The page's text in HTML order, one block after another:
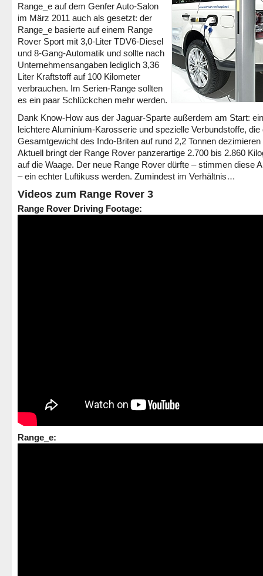
Range_e auf dem Genfer Auto-Salon
im März 2011 auch als gesetzt: der
Range_e basierte auf einem Range
Rover Sport mit 3,0-Liter TDV6-Diesel
und 8-Gang-Automatik und sollte nach
Unternehmensangaben lediglich 3,36
Liter Kraftstoff auf 100 Kilometer
verbrauchen. Im Serien-Range sollten
es ein paar Schlückchen mehr werden.
Dank Know-How aus der Jaguar-Sparte außerdem am Start:
leichtere Aluminium-Karosserie und spezielle Verbundstoffe, die
Gesamtgewicht des Indo-Briten auf rund 2,2 Tonnen dezimieren
Aktuell bringt der Range Rover panzerartige 2.700 bis 2.860
auf die Waage. Der neue Range Rover dürfte – stimmen diese
– ein echter Luftikuss werden. Zumindest im Verhältnis…
Videos zum Range Rover 3
Range Rover Driving Footage:
Range_e: